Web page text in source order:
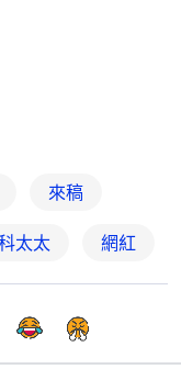
來稿
太太 網紅